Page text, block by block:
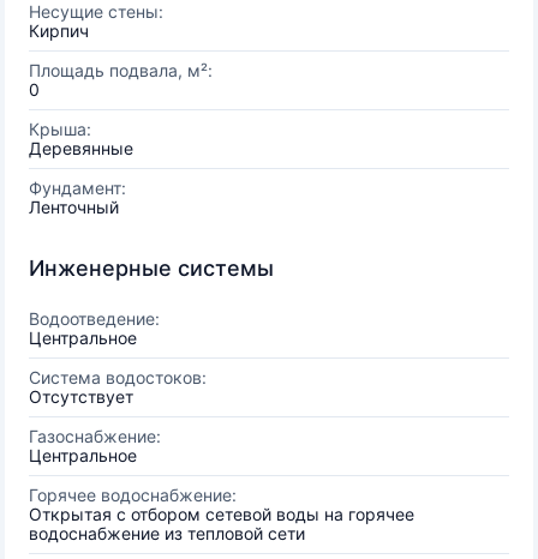
Несущие стены:
Кирпич
Площадь подвала, м²:
0
Крыша:
Деревянные
Фундамент:
Ленточный
Инженерные системы
Водоотведение:
Центральное
Система водостоков:
Отсутствует
Газоснабжение:
Центральное
Горячее водоснабжение:
Открытая с отбором сетевой воды на горячее
водоснабжение из тепловой сети